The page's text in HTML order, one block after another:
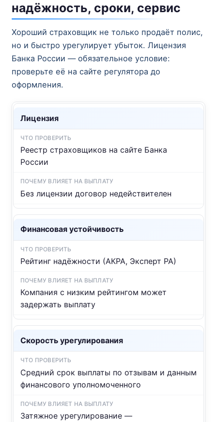
надёжность, сроки, сервис
Хороший страховщик не только продаёт полис,
но и быстро урегулирует убыток. Лицензия
Банка России — обязательное условие:
проверьте её на сайте регулятора до
оформления.
Лицензия
Реестр страховщиков на сайте Банка
России
Без лицензии договор недействителен
Финансовая устойчивость
Рейтинг надёжности (АКРА, Эксперт РА)
Компания с низким рейтингом может
задержать выплату
Скорость урегулирования
Средний срок выплаты по отзывам и данным
финансового уполномоченного
Затяжное урегулирование —